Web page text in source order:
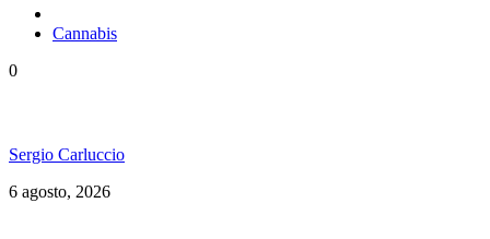
Cannabis
0
Sergio Carluccio
6 agosto, 2026